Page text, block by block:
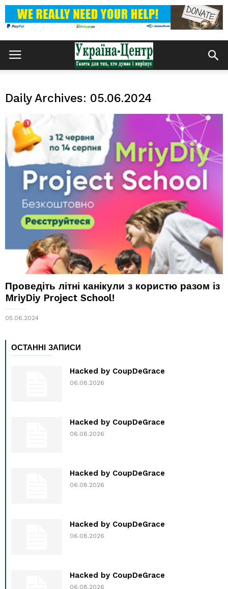
Daily Archives: 05.06.2024
Проведіть літні канікули з користю разом із
MriyDiy Project School!
05.06.2024
ОСТАННІ ЗАПИСИ
Hacked by CoupDeGrace
06.08.2026
Hacked by CoupDeGrace
06.08.2026
Hacked by CoupDeGrace
06.08.2026
Hacked by CoupDeGrace
06.08.2026
Hacked by CoupDeGrace
06.08.2026